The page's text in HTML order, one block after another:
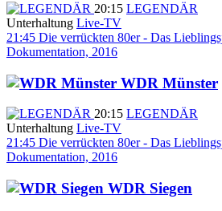
20:15 LEGENDÄR
Unterhaltung Live-TV
21:45 Die verrückten 80er - Das
Dokumentation, 2016
WDR Münster
20:15 LEGENDÄR
Unterhaltung Live-TV
21:45 Die verrückten 80er - Das
Dokumentation, 2016
WDR Siegen